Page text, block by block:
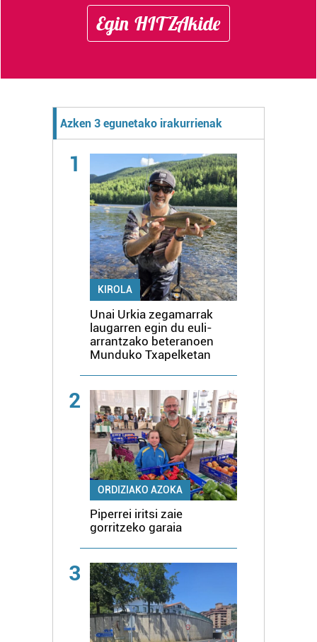
Egin HITZAkide
Azken 3 egunetako irakurrienak
1
KIROLA
Unai Urkia zegamarrak
laugarren egin du euli-
arrantzako beteranoen
Munduko Txapelketan
2
ORDIZIAKO AZOKA
Piperrei iritsi zaie
gorritzeko garaia
3